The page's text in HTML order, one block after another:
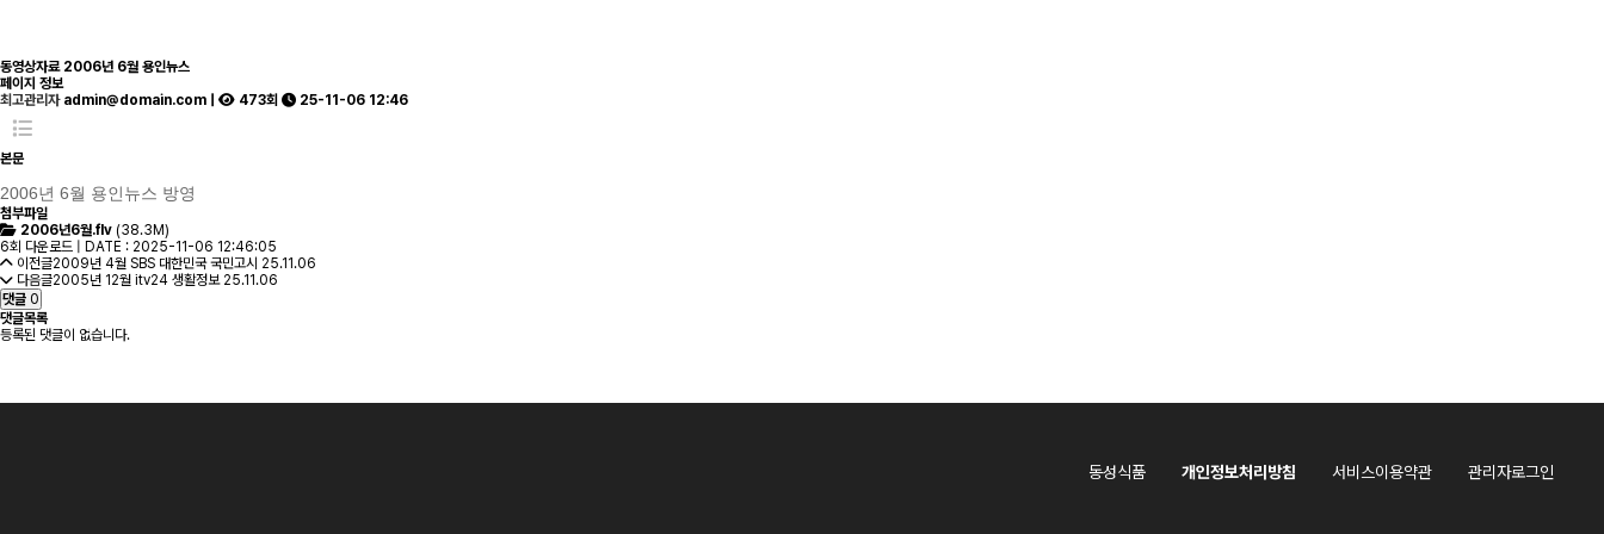
동영상자료 2006년 6월 용인뉴스
페이지 정보
최고관리자 admin@domain.com | 473회 25-11-06 12:46
본문
2006년 6월 용인뉴스 방영
첨부파일
2006년6월.flv (38.3M)
6회 다운로드 | DATE : 2025-11-06 12:46:05
이전글2009년 4월 SBS 대한민국 국민고시 25.11.06
다음글2005년 12월 itv24 생활정보 25.11.06
댓글 0
댓글목록
등록된 댓글이 없습니다.
동성식품 개인정보처리방침 서비스이용약관 관리자로그인